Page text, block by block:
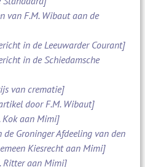
van F.M. Wibaut aan de
in de Leeuwarder Courant]
in de Schiedamsche
van crematie]
door F.M. Wibaut]
Kok aan Mimi]
Groninger Afdeeling van den
Kiesrecht aan Mimi]
Ritter aan Mimi]